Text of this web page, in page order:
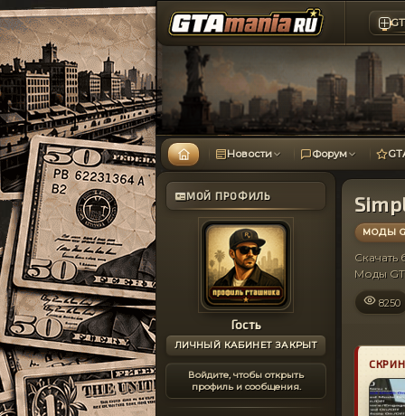
Новости Форум
МОЙ ПРОФИЛЬ
Гость
ЛИЧНЫЙ КАБИНЕТ ЗАКРЫТ
Войдите, чтобы открыть
профиль и сообщения.
МОДЫ
Скачать
Моды
8250